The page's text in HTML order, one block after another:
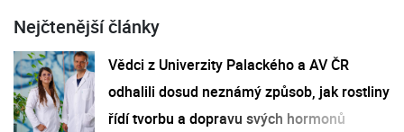
Nejčtenější články
Vědci z Univerzity Palackého a AV ČR
odhalili dosud neznámý způsob, jak rostliny
řídí tvorbu a dopravu svých hormonů